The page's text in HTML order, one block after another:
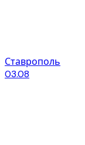
Ставрополь
03.08